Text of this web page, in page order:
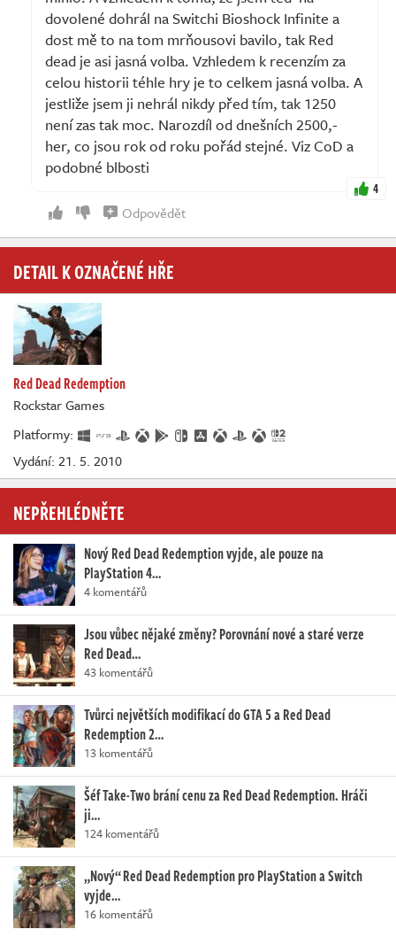
dovolené dohrál na Switchi Bioshock Infinite a
dost mě to na tom mrňousovi bavilo, tak Red
dead je asi jasná volba. Vzhledem k recenzím za
celou historii téhle hry je to celkem jasná volba. A
jestliže jsem ji nehrál nikdy před tím, tak 1250
není zas tak moc. Narozdíl od dnešních 2500,-
her, co jsou rok od roku pořád stejné. Viz CoD a
podobné blbosti
4
Odpovědět
DETAIL K OZNAČENÉ HŘE
Red Dead Redemption
Rockstar Games
Platformy:
Vydání: 21. 5. 2010
NEPŘEHLÉDNĚTE
Nový Red Dead Redemption vyjde, ale pouze na
PlayStation 4…
4 komentářů
Jsou vůbec nějaké změny? Porovnání nové a staré verze
Red Dead…
43 komentářů
Tvůrci největších modifikací do GTA 5 a Red Dead
Redemption 2…
13 komentářů
Šéf Take-Two brání cenu za Red Dead Redemption. Hráči
ji…
124 komentářů
„Nový“ Red Dead Redemption pro PlayStation a Switch
vyjde…
16 komentářů